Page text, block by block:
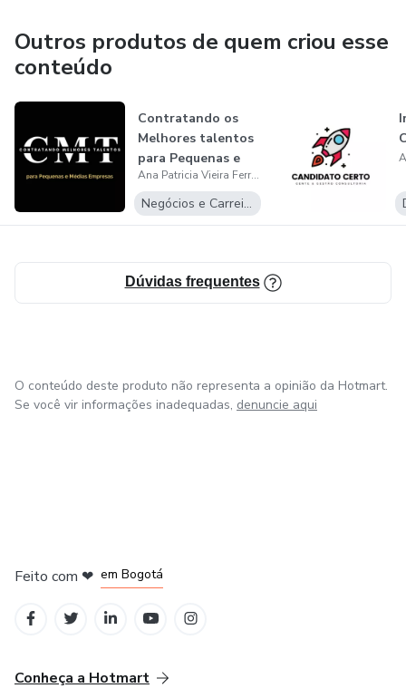
🚀
Outros produtos de quem criou esse
conteúdo
Contratando os
Melhores talentos
para Pequenas e
Médias Empr...
Ana Patricia Vieira Ferreira
Negócios e Carreira
Dúvidas frequentes
O conteúdo deste produto não representa a opinião da Hotmart.
Se você vir informações inadequadas, denuncie aqui
Feito com ❤ em Bogotá
Conheça a Hotmart